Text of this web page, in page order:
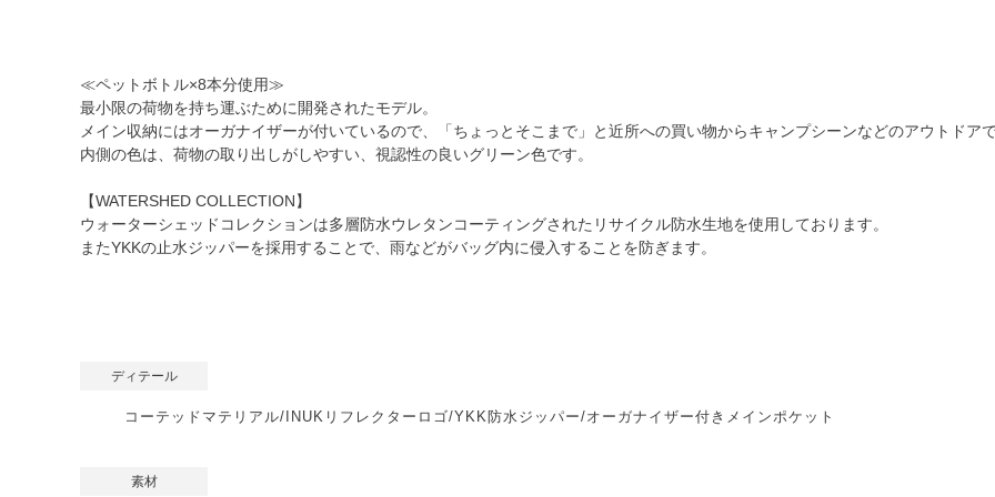
≪ペットボトル×8本分使用≫
最小限の荷物を持ち運ぶために開発されたモデル。
メイン収納にはオーガナイザーが付いているので、「ちょっとそこまで」と近所への買い物からキャンプシーンなどのアウトドア
内側の色は、荷物の取り出しがしやすい、視認性の良いグリーン色です。
【WATERSHED COLLECTION】
ウォーターシェッドコレクションは多層防水ウレタンコーティングされたリサイクル防水生地を使用しております。
またYKKの止水ジッパーを採用することで、雨などがバッグ内に侵入することを防ぎます。
ディテール
コーテッドマテリアル/INUKリフレクターロゴ/YKK防水ジッパー/オーガナイザー付きメインポケット
素材